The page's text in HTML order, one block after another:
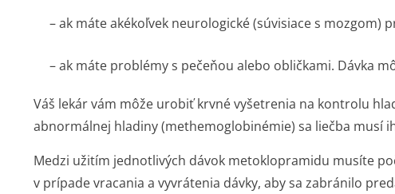
– ak máte akékoľvek neurologické (súvisiace s mozgom)
– ak máte problémy s pečeňou alebo obličkami. Dávka
Váš lekár vám môže urobiť krvné vyšetrenia na kontrolu
abnormálnej hladiny (methemoglobinémie) sa liečba musí
Medzi užitím jednotlivých dávok metoklopramidu musíte
v prípade vracania a vyvrátenia dávky, aby sa zabránilo